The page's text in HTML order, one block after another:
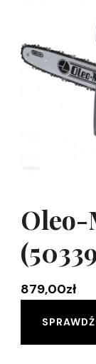
Oleo-
879,00zł